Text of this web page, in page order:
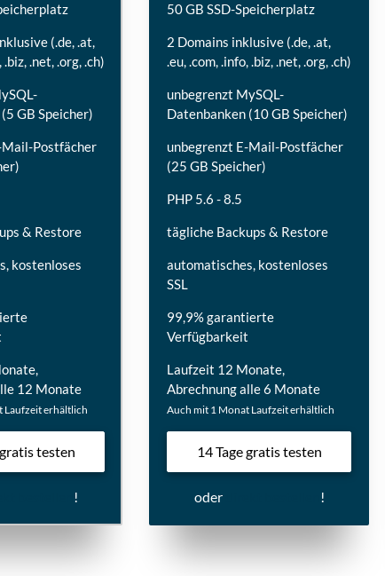
(.de, .at,
.biz, .net, .org, .ch)
GB Speicher)
Mail-Postfächer
& Restore
kostenloses
12 Monate
Laufzeit erhältlich
testen
!
50 GB SSD-Speicherplatz
2 Domains inklusive (.de, .at,
.eu, .com, .info, .biz, .net, .org, .ch)
unbegrenzt MySQL-
Datenbanken (10 GB Speicher)
unbegrenzt E-Mail-Postfächer
(25 GB Speicher)
PHP 5.6 - 8.5
tägliche Backups & Restore
automatisches, kostenloses
SSL
99,9% garantierte
Verfügbarkeit
Laufzeit 12 Monate,
Abrechnung alle 6 Monate
Auch mit 1 Monat Laufzeit erhältlich
14 Tage gratis testen
oder !